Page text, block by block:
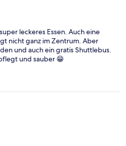
leckeres Essen. Auch eine
nicht ganz im Zentrum. Aber
und auch ein gratis Shuttlebus.
und sauber 😁